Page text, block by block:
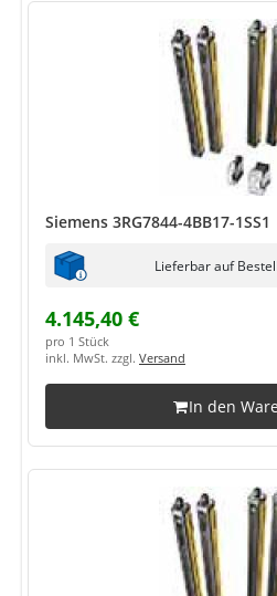
Siemens 3RG7844-4BB17-1SS1
Lieferbar auf
4.145,40 €
pro 1 Stück
inkl. MwSt. zzgl. Versand
In den